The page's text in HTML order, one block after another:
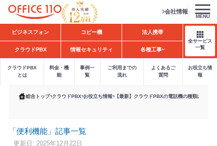
H
o
会社情報
MENU
ビジネスフォン コピー機 法人携帯
クラウドPBX 情報セキュリティ 各種工事
全サービス
一覧
クラウドPBX
とは
料金・機
能
事例一
覧
ご利用までの
流れ
よくあるご
質問
お役立ち情
報
総合トップ クラウドPBX お役立ち情報 【最新】クラウドPBXの電話機の種類は4つ！
「便利機能」記事一覧
更新日: 2025年12月22日